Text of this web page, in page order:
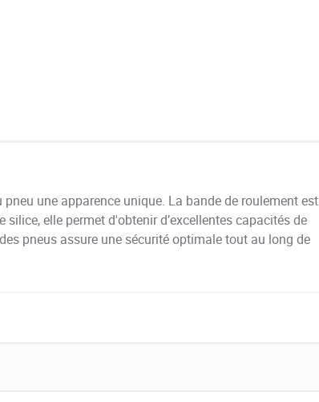
une apparence unique. La bande de roulement est
elle permet d'obtenir d’excellentes capacités de
pneus assure une sécurité optimale tout au long de